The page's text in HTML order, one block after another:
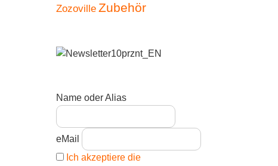
Zozoville Zubehör
Name oder Alias
eMail
Ich akzeptiere die